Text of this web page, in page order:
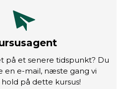
på et senere tidspunkt? Du
en e-mail, næste gang vi
på dette kursus!